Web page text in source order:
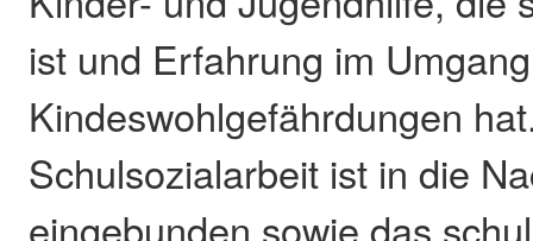
ist und Erfahrung im
Kindeswohlgefährdungen
Schulsozialarbeit ist in die
eingebunden sowie das